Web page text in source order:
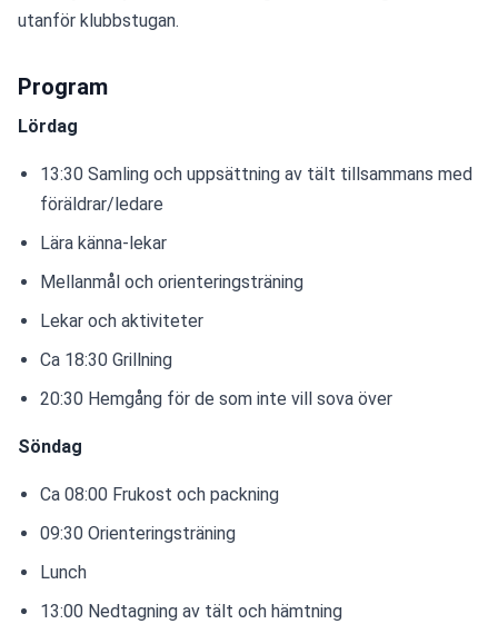
utanför klubbstugan.
Program
Lördag
13:30 Samling och uppsättning av tält tillsammans med
föräldrar/ledare
Lära känna-lekar
Mellanmål och orienteringsträning
Lekar och aktiviteter
Ca 18:30 Grillning
20:30 Hemgång för de som inte vill sova över
Söndag
Ca 08:00 Frukost och packning
09:30 Orienteringsträning
Lunch
13:00 Nedtagning av tält och hämtning